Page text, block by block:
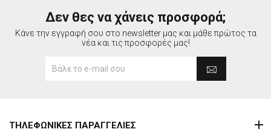
Δεν θες να χάνεις προσφορά;
Κάνε την εγγραφή σου στο newsletter μας και μάθε πρώτος τα
νέα και τις προσφορές μας!
ΤΗΛΕΦΩΝΙΚΕΣ ΠΑΡΑΓΓΕΛΙΕΣ